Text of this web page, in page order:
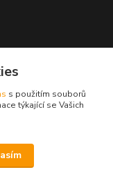
s použitím souborů
týkající se Vašich